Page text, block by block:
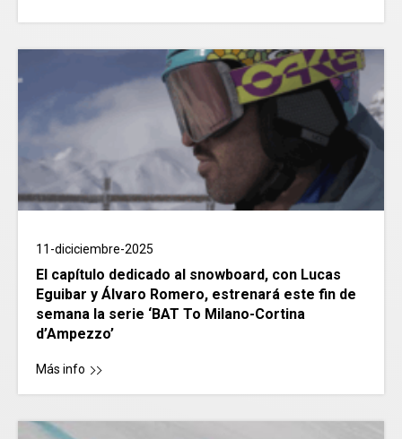
11-diciciembre-2025
El capítulo dedicado al snowboard, con Lucas
Eguibar y Álvaro Romero, estrenará este fin de
semana la serie ‘BAT To Milano-Cortina
d’Ampezzo’
Más info